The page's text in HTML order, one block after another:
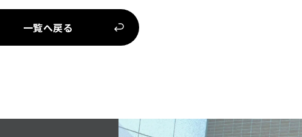
一覧へ戻る